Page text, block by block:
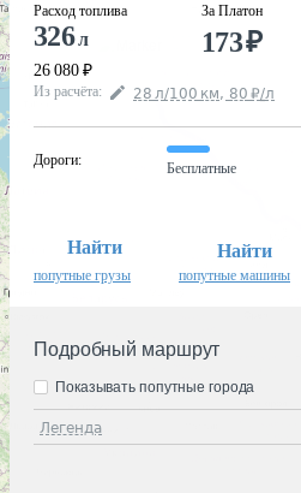
Расход топлива
326л
26 080 ₽
За Платон
173₽
Из расчёта: 28 л/100 км, 80 ₽/л
Дороги:
Бесплатные
Найти
попутные грузы
Найти
попутные машины
Подробный маршрут
Легенда
Показывать попутные города